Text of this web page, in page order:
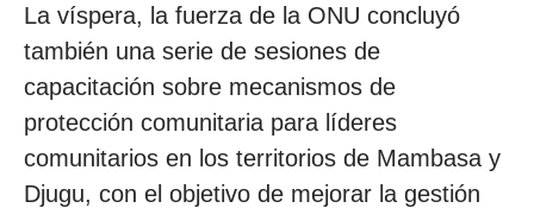
La víspera, la fuerza de la ONU concluyó
también una serie de sesiones de
capacitación sobre mecanismos de
protección comunitaria para líderes
comunitarios en los territorios de Mambasa y
Djugu, con el objetivo de mejorar la gestión